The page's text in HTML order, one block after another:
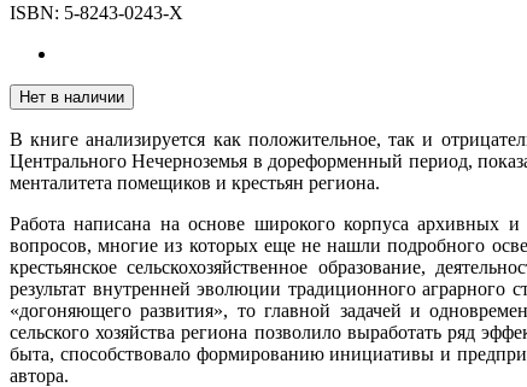
ISBN: 5-8243-0243-X
Нет в наличии
В книге анализируется как положительное, так и
Центрального Нечерноземья в дореформенный период,
менталитета помещиков и крестьян региона.
Работа написана на основе широкого корпуса архивных
вопросов, многие из которых еще не нашли подробного
крестьянское сельскохозяйственное образование,
результат внутренней эволюции традиционного
«догоняющего развития», то главной задачей и
сельского хозяйства региона позволило выработать ряд
быта, способствовало формированию инициативы и
автора.